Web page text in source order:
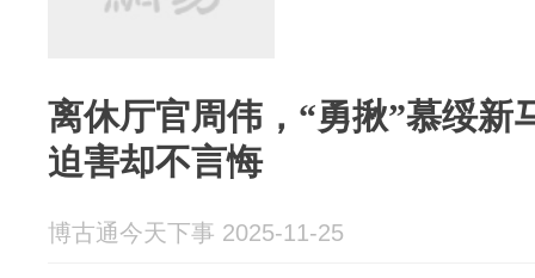
离休厅官周伟，“勇揪”慕绥新
迫害却不言悔
博古通今天下事 2025-11-25